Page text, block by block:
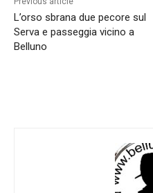
L’orso sbrana due pecore sul
Serva e passeggia vicino a
Belluno